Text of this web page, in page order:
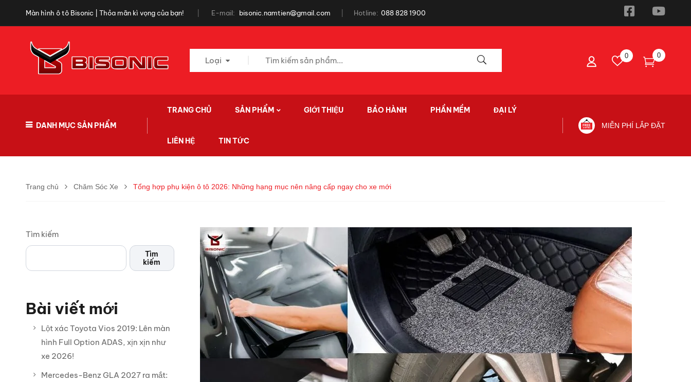
Màn hình ô tô Bisonic | Thỏa mãn kì vọng của bạn! E-mail: bisonic.namtien@gmail.com Hotline: 088 828 1900
Loại 0 0
DANH MỤC SẢN PHẨM
TRANG CHỦ SẢN PHẨM GIỚI THIỆU BẢO HÀNH PHẦN MỀM ĐẠI LÝ
LIÊN HỆ TIN TỨC
MIỄN PHÍ LẮP ĐẶT
Trang chủ Chăm Sóc Xe Tổng hợp phụ kiện ô tô 2026: Những hạng mục nên nâng cấp ngay cho xe mới
Tìm kiếm
Tìm
kiếm
Bài viết mới
Lột xác Toyota Vios 2019: Lên màn
hình Full Option ADAS, xịn xịn như
xe 2026!
Mercedes-Benz GLA 2027 ra mắt: